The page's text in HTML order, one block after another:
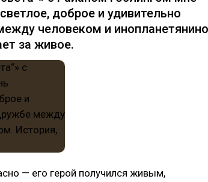
доброе и удивительно
человеком и
за живое.
— его герой получился живым,